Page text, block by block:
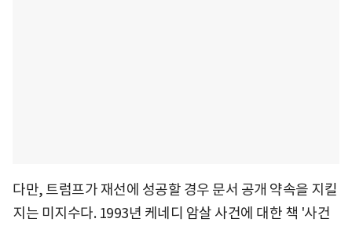
다만, 트럼프가 재선에 성공할 경우 문서 공개 약속을 지킬
지는 미지수다. 1993년 케네디 암살 사건에 대한 책 '사건